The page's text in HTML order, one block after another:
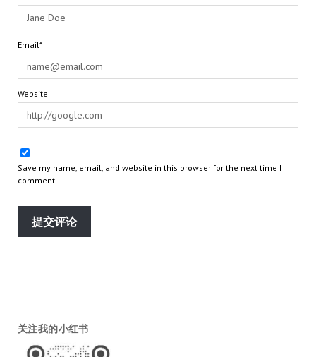
Email*
Website
Save my name, email, and website in this browser for the next time I
comment.
关注我的小红书